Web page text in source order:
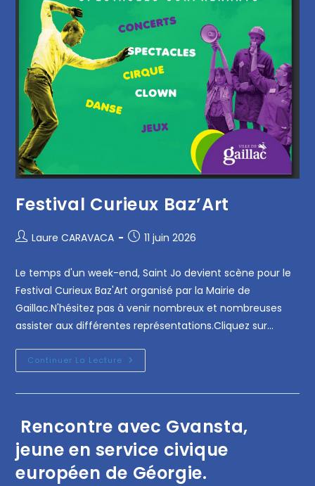
Festival Curieux Baz’Art
Laure CARAVACA 11 juin 2026
Le temps d'un week-end, Saint Jo devient scène pour le
Festival Curieux Baz'Art organisé par la Mairie de
Gaillac.N'hésitez pas à venir nombreux et nombreuses
assister aux différentes représentations.Cliquez sur…
Continuer La Lecture
Rencontre avec Gvansta,
jeune en service civique
européen de Géorgie.